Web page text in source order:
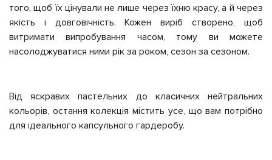
того, щоб їх цінували не лише через їхню красу, а й через
якість і довговічність. Кожен виріб створено, щоб
витримати випробування часом, тому ви можете
насолоджуватися ними рік за роком, сезон за сезоном.
Від яскравих пастельних до класичних нейтральних
кольорів, остання колекція містить усе, що вам потрібно
для ідеального капсульного гардеробу.